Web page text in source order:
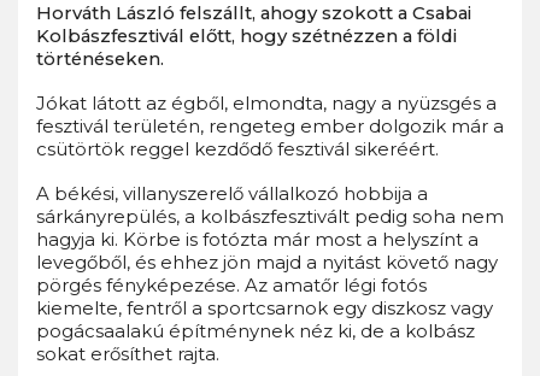
Horváth László felszállt, ahogy szokott a Csabai
Kolbászfesztivál előtt, hogy szétnézzen a földi
történéseken.
Jókat látott az égből, elmondta, nagy a nyüzsgés a
fesztivál területén, rengeteg ember dolgozik már a
csütörtök reggel kezdődő fesztivál sikeréért.
A békési, villanyszerelő vállalkozó hobbija a
sárkányrepülés, a kolbászfesztivált pedig soha nem
hagyja ki. Körbe is fotózta már most a helyszínt a
levegőből, és ehhez jön majd a nyitást követő nagy
pörgés fényképezése. Az amatőr légi fotós
kiemelte, fentről a sportcsarnok egy diszkosz vagy
pogácsaalakú építménynek néz ki, de a kolbász
sokat erősíthet rajta.